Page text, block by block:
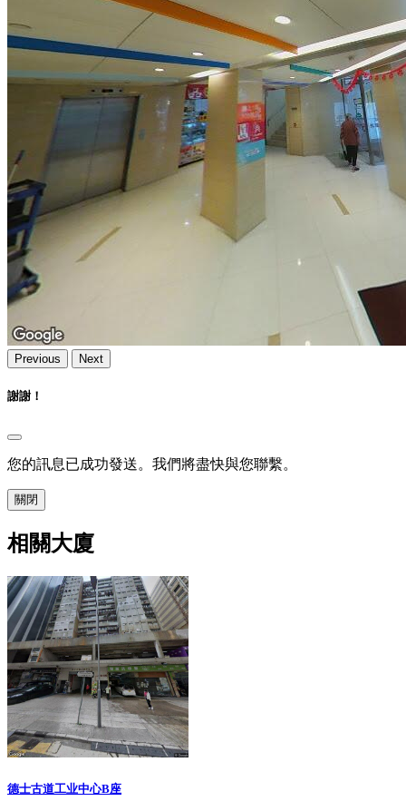
Previous Next
謝謝！
您的訊息已成功發送。我們將盡快與您聯繫。
關閉
相關大廈
德士古道工业中心B座